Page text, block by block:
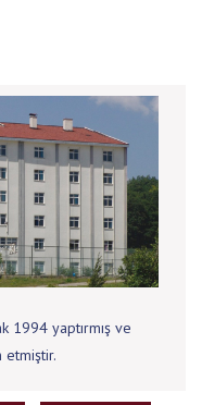
1994 yaptırmış ve
etmiştir.